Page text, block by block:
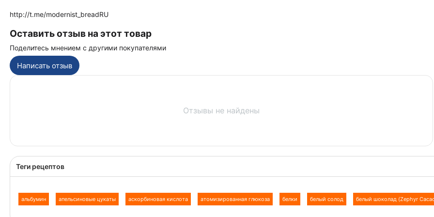
http://t.me/modernist_breadRU
Оставить отзыв на этот товар
Поделитесь мнением с другими покупателями
Написать отзыв
Отзывы не найдены
Теги рецептов
альбумин апельсиновые цукаты аскорбиновая кислота атомизированная глюкоза белки белый солод белый шоколад (Zephyr